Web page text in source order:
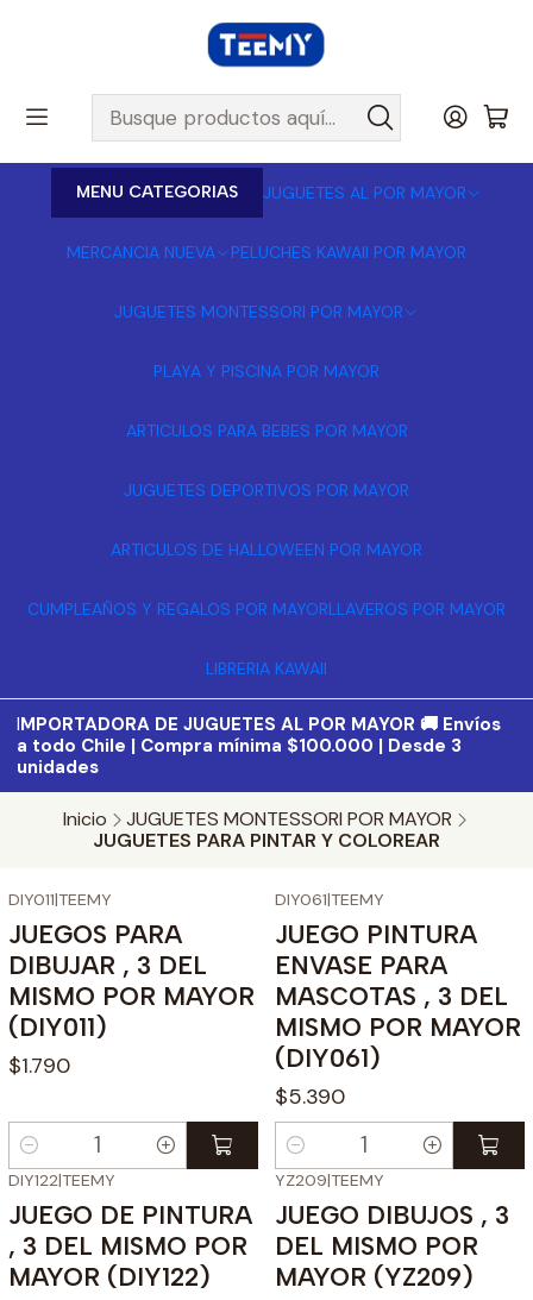
MENU CATEGORIAS JUGUETES AL POR MAYOR
MERCANCIA NUEVA PELUCHES KAWAII POR MAYOR
JUGUETES MONTESSORI POR MAYOR
PLAYA Y PISCINA POR MAYOR
ARTICULOS PARA BEBES POR MAYOR
JUGUETES DEPORTIVOS POR MAYOR
ARTICULOS DE HALLOWEEN POR MAYOR
CUMPLEAÑOS Y REGALOS POR MAYORLLAVEROS POR MAYOR
LIBRERIA KAWAII
IMPORTADORA DE JUGUETES AL POR MAYOR 🚚 Envíos
a todo Chile | Compra mínima $100.000 | Desde 3
unidades
Inicio
JUGUETES MONTESSORI POR MAYOR
JUGUETES PARA PINTAR Y COLOREAR
DIY011|TEEMY
JUEGOS PARA
DIBUJAR , 3 DEL
MISMO POR MAYOR
(DIY011)
$1.790
Cantidad
DIY061|TEEMY
JUEGO PINTURA
ENVASE PARA
MASCOTAS , 3 DEL
MISMO POR MAYOR
(DIY061)
$5.390
Cantidad
DIY122|TEEMY
JUEGO DE PINTURA
, 3 DEL MISMO POR
MAYOR (DIY122)
YZ209|TEEMY
JUEGO DIBUJOS , 3
DEL MISMO POR
MAYOR (YZ209)